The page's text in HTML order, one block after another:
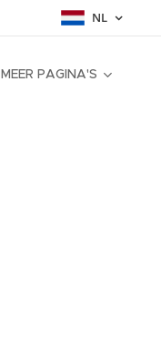
NL
MEER PAGINA'S